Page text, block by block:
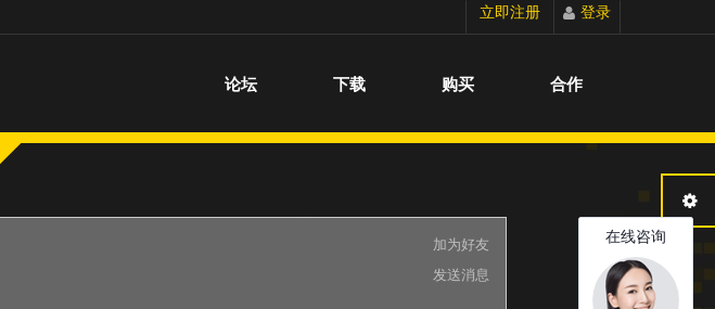
切换到宽版立即注册 登录
论坛 下载 购买 合作
加为好友
发送消息